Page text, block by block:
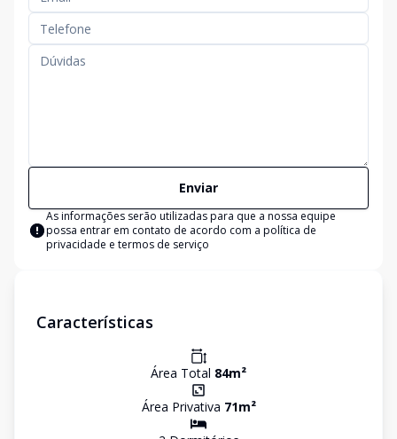
Enviar
As informações serão utilizadas para que a nossa equipe
possa entrar em contato de acordo com a política de
privacidade e termos de serviço
Características
Área Total 84m²
Área Privativa 71m²